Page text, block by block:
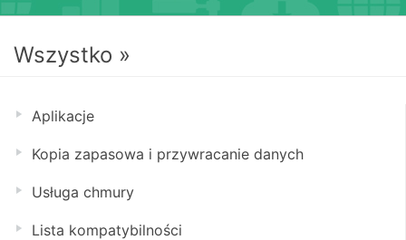
Wszystko »
Aplikacje
Kopia zapasowa i przywracanie danych
Usługa chmury
Lista kompatybilności